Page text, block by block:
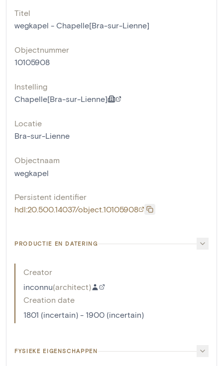
Titel
wegkapel - Chapelle[Bra-sur-Lienne]
Objectnummer
10105908
Instelling
Chapelle[Bra-sur-Lienne]
Locatie
Bra-sur-Lienne
Objectnaam
wegkapel
Persistent identifier
hdl:20.500.14037/object.10105908
PRODUCTIE EN DATERING
Creator
inconnu(architect)
Creation date
1801 (incertain) - 1900 (incertain)
FYSIEKE EIGENSCHAPPEN